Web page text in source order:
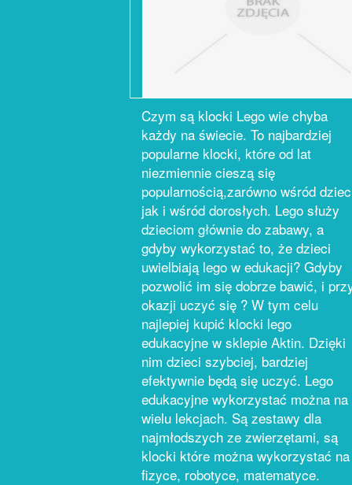
Czym są klocki Lego wie chyba
każdy na świecie. To najbardziej
popularne klocki, które od lat
niezmiennie cieszą się
popularnością,zarówno wśród
jak i wśród dorosłych. Lego służy
dzieciom głównie do zabawy, a
gdyby wykorzystać to, że dzieci
uwielbiają lego w edukacji? Gdyby
pozwolić im się dobrze bawić, i
okazji uczyć się ? W tym celu
najlepiej kupić klocki lego
edukacyjne w sklepie Aktin. Dzięki
nim dzieci szybciej, bardziej
efektywnie będą się uczyć. Lego
edukacyjne wykorzystać można na
wielu lekcjach. Są zestawy dla
najmłodszych ze zwierzętami, są
klocki które można wykorzystać na
fizyce, robotyce, matematyce.